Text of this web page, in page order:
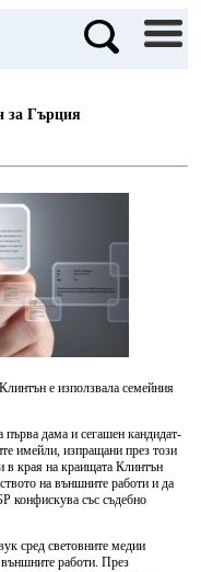
за Гърция
е използвала семейния
дама и сегашен кандидат-
имейли, изпращани през този
в края на краищата Клинтън
на външните работи и да
конфискува със съдебно
сред световните медии
работи. През